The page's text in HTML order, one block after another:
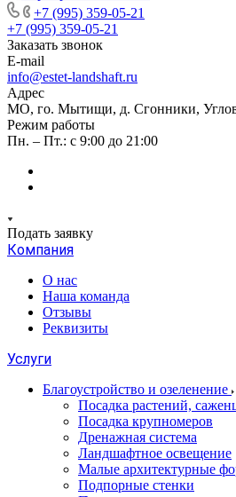
+7 (995) 359-05-21
+7 (995) 359-05-21
Заказать звонок
E-mail
info@estet-landshaft.ru
Адрес
МО, го. Мытищи, д. Сгонники,
Режим работы
Пн. – Пт.: с 9:00 до 21:00
Подать заявку
Компания
О нас
Наша команда
Отзывы
Реквизиты
Услуги
Благоустройство и озеленение
Посадка растений,
Посадка крупномеров
Дренажная система
Ландшафтное освещение
Малые архитектурные
Подпорные стенки